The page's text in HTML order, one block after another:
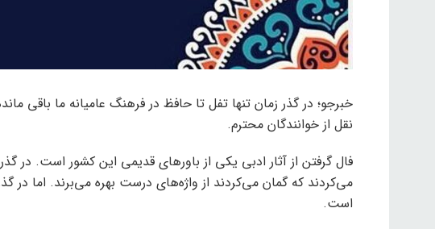
نقل از خوانندگان محترم.
فال گرفتن از آثار ادبی یکی از باورهای قدیمی این کشور است. در
می‌کردند که گمان می‌کردند از واژه‌های درست بهره می‌برند. اما در
است.